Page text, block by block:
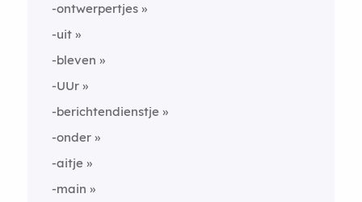
-ontwerpertjes
-uit
-bleven
-UUr
-berichtendienstje
-onder
-aitje
-main